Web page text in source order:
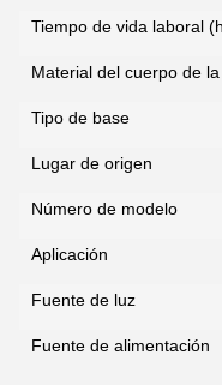
Tiempo de vida laboral
Material del cuerpo de
Tipo de base
Lugar de origen
Número de modelo
Aplicación
Fuente de luz
Fuente de alimentación